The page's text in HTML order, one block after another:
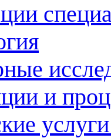
и